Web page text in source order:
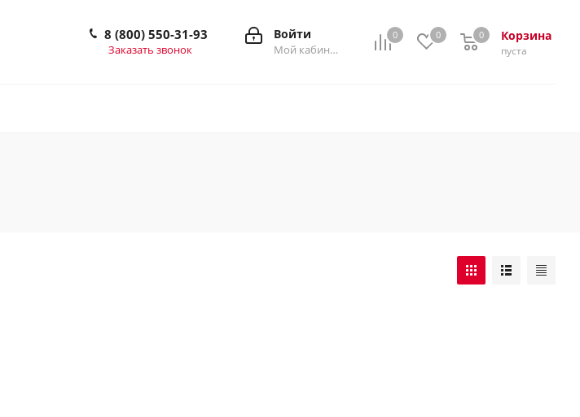
0 0 Корзина
0
пуста
0
Войти
Мой кабинет
8 (800) 550-31-93
Заказать звонок